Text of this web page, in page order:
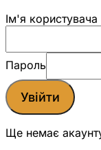
Ім'я
Пароль
Увійти
Ще немає